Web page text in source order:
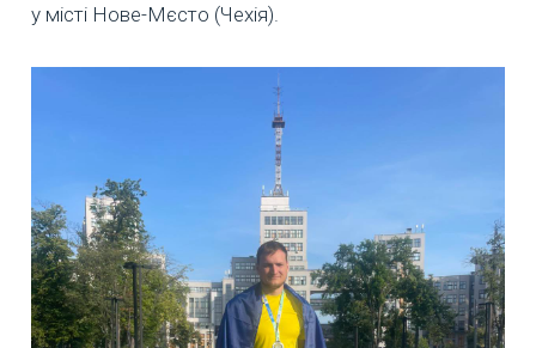
у місті Нове-Мєсто (Чехія).